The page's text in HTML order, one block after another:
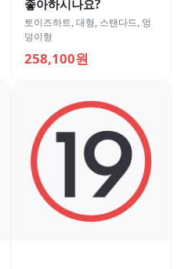
좋아하시나요?
토이즈하트,대형, 스탠다드, 엉
덩이형
258,100원